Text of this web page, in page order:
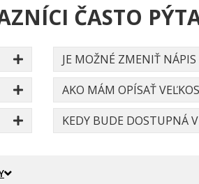
ČASTO
JE MOŽNÉ ZMENIŤ
AKO MÁM OPÍSAŤ
KEDY BUDE DOSTUPNÁ